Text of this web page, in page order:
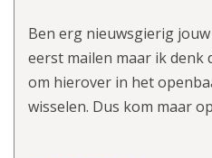
Ben erg nieuwsgierig
eerst mailen maar ik denk
om hierover in het
wisselen. Dus kom maar op